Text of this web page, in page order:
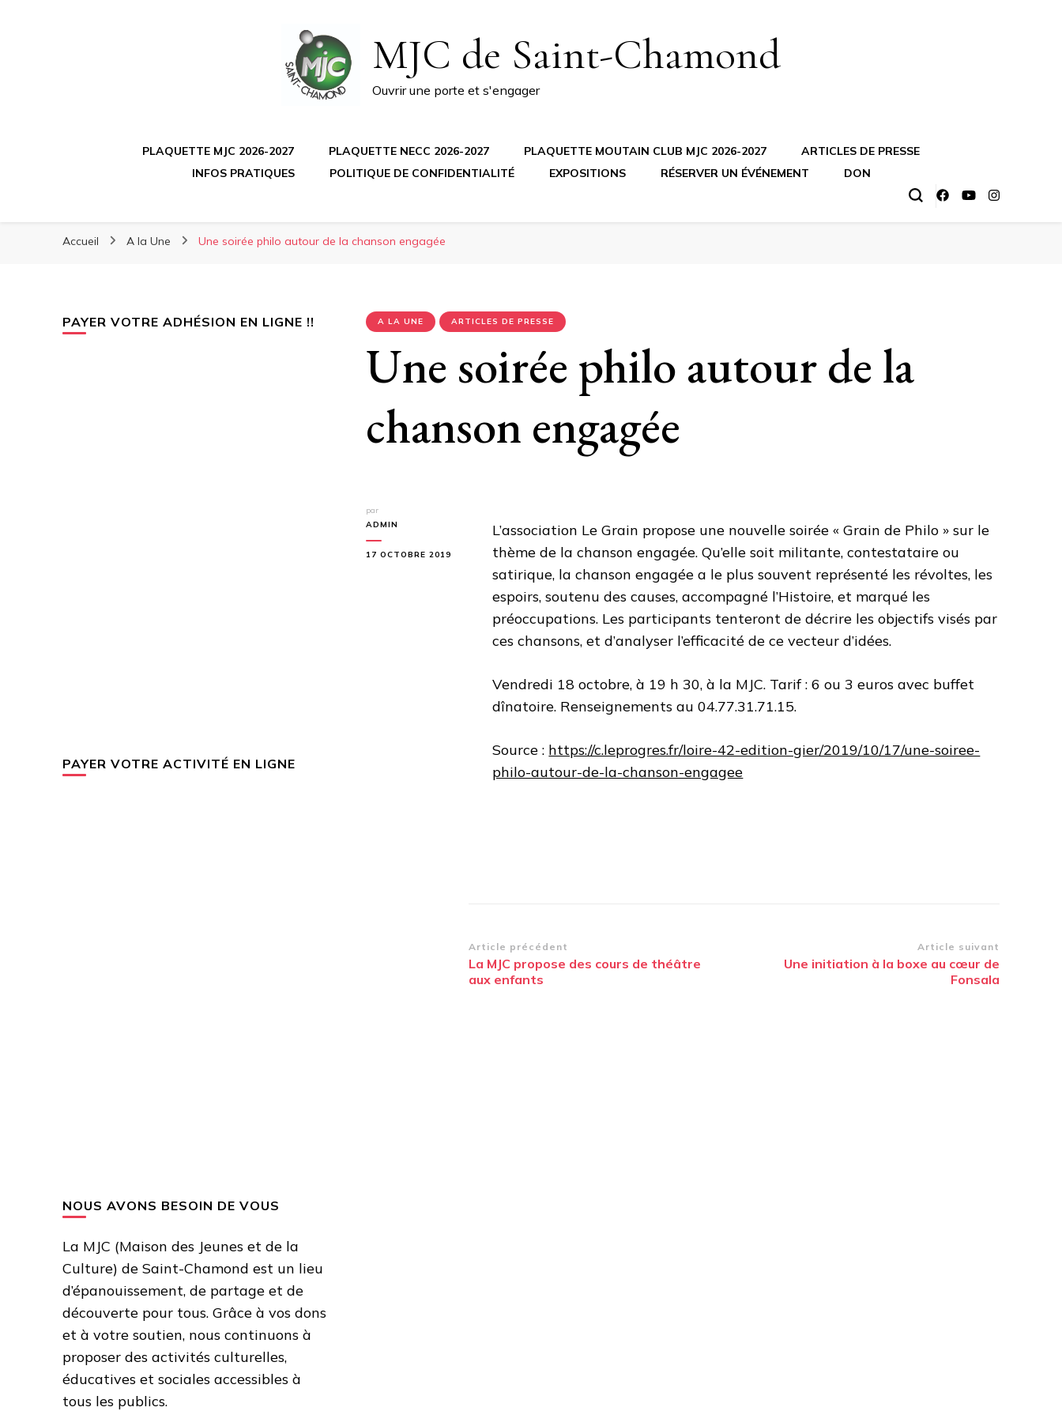
MJC de Saint-Chamond
Ouvrir une porte et s'engager
PLAQUETTE MJC 2026-2027 PLAQUETTE NECC 2026-2027 PLAQUETTE MOUTAIN CLUB MJC 2026-2027
ARTICLES DE PRESSE
INFOS PRATIQUES
POLITIQUE DE CONFIDENTIALITÉ EXPOSITIONS RÉSERVER UN ÉVÉNEMENT DON
Accueil A la Une Une soirée philo autour de la chanson engagée
A LA UNE ARTICLES DE PRESSE
Une soirée philo autour de la
chanson engagée
par
ADMIN
17 OCTOBRE 2019
L’association Le Grain propose une nouvelle soirée « Grain de Philo » sur le
thème de la chanson engagée. Qu’elle soit militante, contestataire ou
satirique, la chanson engagée a le plus souvent représenté les révoltes, les
espoirs, soutenu des causes, accompagné l’Histoire, et marqué les
préoccupations. Les participants tenteront de décrire les objectifs visés par
ces chansons, et d’analyser l’efficacité de ce vecteur d’idées.
Vendredi 18 octobre, à 19 h 30, à la MJC. Tarif : 6 ou 3 euros avec buffet
dînatoire. Renseignements au 04.77.31.71.15.
Source : https://c.leprogres.fr/loire-42-edition-gier/2019/10/17/une-soiree-
philo-autour-de-la-chanson-engagee
Navigation
d’article
Article précédent
La MJC propose des cours de théâtre
aux enfants
Article suivant
Une initiation à la boxe au cœur de
Fonsala
PAYER VOTRE ADHÉSION EN LIGNE !!
PAYER VOTRE ACTIVITÉ EN LIGNE
NOUS AVONS BESOIN DE VOUS
La MJC (Maison des Jeunes et de la
Culture) de Saint-Chamond est un lieu
d’épanouissement, de partage et de
découverte pour tous. Grâce à vos dons
et à votre soutien, nous continuons à
proposer des activités culturelles,
éducatives et sociales accessibles à
tous les publics.